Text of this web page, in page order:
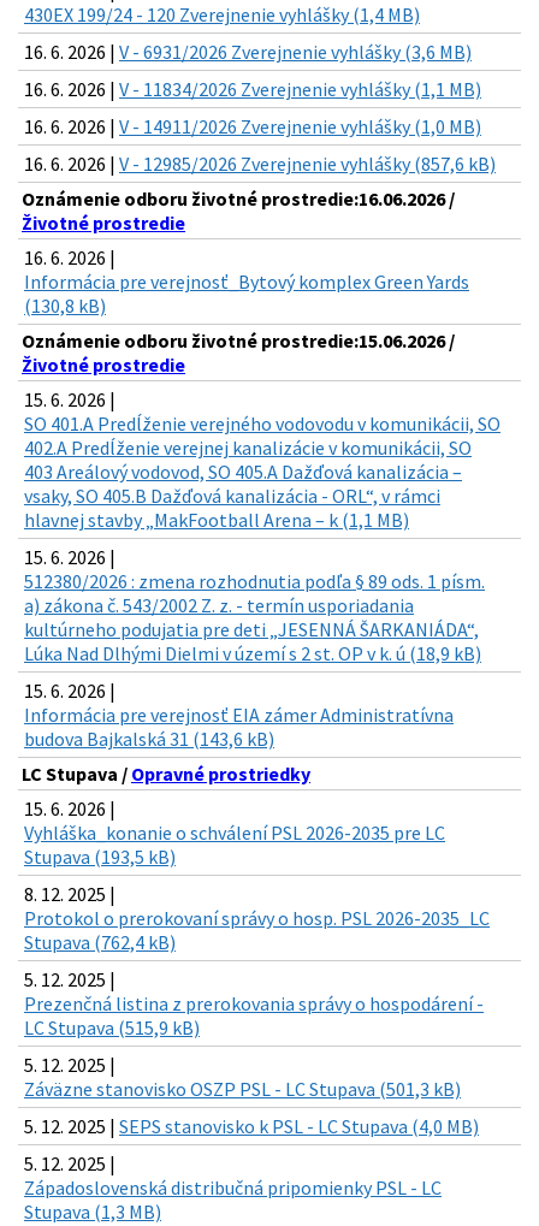
430EX 199/24 - 120 Zverejnenie vyhlášky (1,4 MB)
16. 6. 2026 | V - 6931/2026 Zverejnenie vyhlášky (3,6 MB)
16. 6. 2026 | V - 11834/2026 Zverejnenie vyhlášky (1,1 MB)
16. 6. 2026 | V - 14911/2026 Zverejnenie vyhlášky (1,0 MB)
16. 6. 2026 | V - 12985/2026 Zverejnenie vyhlášky (857,6 kB)
Oznámenie odboru životné prostredie:16.06.2026 /
Životné prostredie
16. 6. 2026 |
Informácia pre verejnosť_Bytový komplex Green Yards
(130,8 kB)
Oznámenie odboru životné prostredie:15.06.2026 /
Životné prostredie
15. 6. 2026 |
SO 401.A Predĺženie verejného vodovodu v komunikácii, SO
402.A Predĺženie verejnej kanalizácie v komunikácii, SO
403 Areálový vodovod, SO 405.A Dažďová kanalizácia –
vsaky, SO 405.B Dažďová kanalizácia - ORL“, v rámci
hlavnej stavby „MakFootball Arena – k (1,1 MB)
15. 6. 2026 |
512380/2026 : zmena rozhodnutia podľa § 89 ods. 1 písm.
a) zákona č. 543/2002 Z. z. - termín usporiadania
kultúrneho podujatia pre deti „JESENNÁ ŠARKANIÁDA“,
Lúka Nad Dlhými Dielmi v území s 2 st. OP v k. ú (18,9 kB)
15. 6. 2026 |
Informácia pre verejnosť EIA zámer Administratívna
budova Bajkalská 31 (143,6 kB)
LC Stupava / Opravné prostriedky
15. 6. 2026 |
Vyhláška_konanie o schválení PSL 2026-2035 pre LC
Stupava (193,5 kB)
8. 12. 2025 |
Protokol o prerokovaní správy o hosp. PSL 2026-2035_LC
Stupava (762,4 kB)
5. 12. 2025 |
Prezenčná listina z prerokovania správy o hospodárení -
LC Stupava (515,9 kB)
5. 12. 2025 |
Záväzne stanovisko OSZP PSL - LC Stupava (501,3 kB)
5. 12. 2025 | SEPS stanovisko k PSL - LC Stupava (4,0 MB)
5. 12. 2025 |
Západoslovenská distribučná pripomienky PSL - LC
Stupava (1,3 MB)